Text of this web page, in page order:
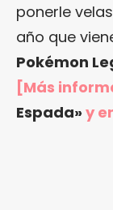
ponerle
año que
Pokémon
[Más
Espada» y
¿Te